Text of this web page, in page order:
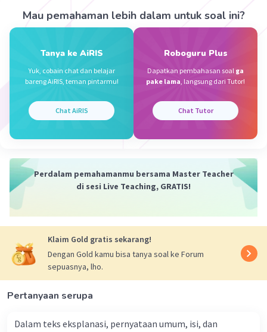
Iklan
Unsur ekstrinsikmerupakan unsur luar yang
berada dalam sebuah cerita yang juga ikut
membangun jalannya suatu cerita
Beri Rating·0.0(0) Balas
Mau pemahaman lebih dalam untuk soal ini?
Tanya ke AiRIS
Yuk, cobain chat dan belajar
bareng AiRIS, teman pintarmu!
Chat AiRIS
Roboguru Plus
Dapatkan pembahasan soal ga
pake lama, langsung dari Tutor!
Chat Tutor
Perdalam pemahamanmu bersama Master Teacher
di sesi Live Teaching, GRATIS!
Klaim Gold gratis sekarang!
Dengan Gold kamu bisa tanya soal ke Forum
sepuasnya, lho.
Pertanyaan serupa
Dalam teks eksplanasi, pernyataan umum, isi, dan